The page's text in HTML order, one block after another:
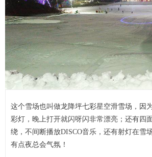
这个雪场也叫做龙降坪七彩星空滑雪场，因
彩灯，晚上打开就闪呀闪非常漂亮；还有四
绕，不间断播放DISCO音乐，还有射灯在雪
有点夜总会气氛！